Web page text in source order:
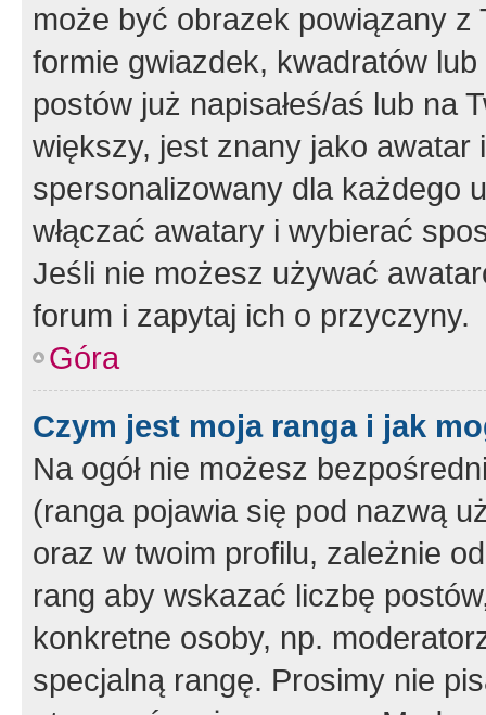
może być obrazek powiązany z
formie gwiazdek, kwadratów
postów już napisałeś/aś lub na
większy, jest znany jako
spersonalizowany dla każdego
włączać awatary i wybierać
Jeśli nie możesz używać
forum i zapytaj ich o przyczyny.
Góra
Czym jest moja ranga i jak
Na ogół nie możesz
(ranga pojawia się pod nazwą
oraz w twoim profilu, zależnie
rang aby wskazać liczbę
konkretne osoby, np.
specjalną rangę. Prosimy nie